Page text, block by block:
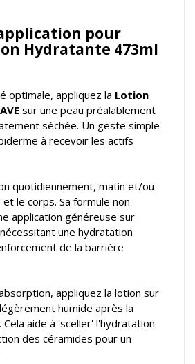
pour
Hydratante 473ml
optimale, appliquez la Lotion
sur une peau préalablement
séchée. Un geste simple
à recevoir les actifs
quotidiennement, matin et/ou
le corps. Sa formule non
application généreuse sur
une hydratation
de la barrière
appliquez la lotion sur
humide après la
Cela aide à 'sceller' l'hydratation
des céramides pour un